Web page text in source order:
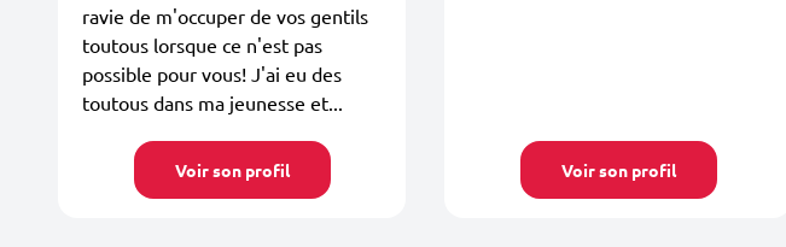
ravie de m'occuper de vos gentils
toutous lorsque ce n'est pas
possible pour vous! J'ai eu des
toutous dans ma jeunesse et...
Voir son profil Voir son profil